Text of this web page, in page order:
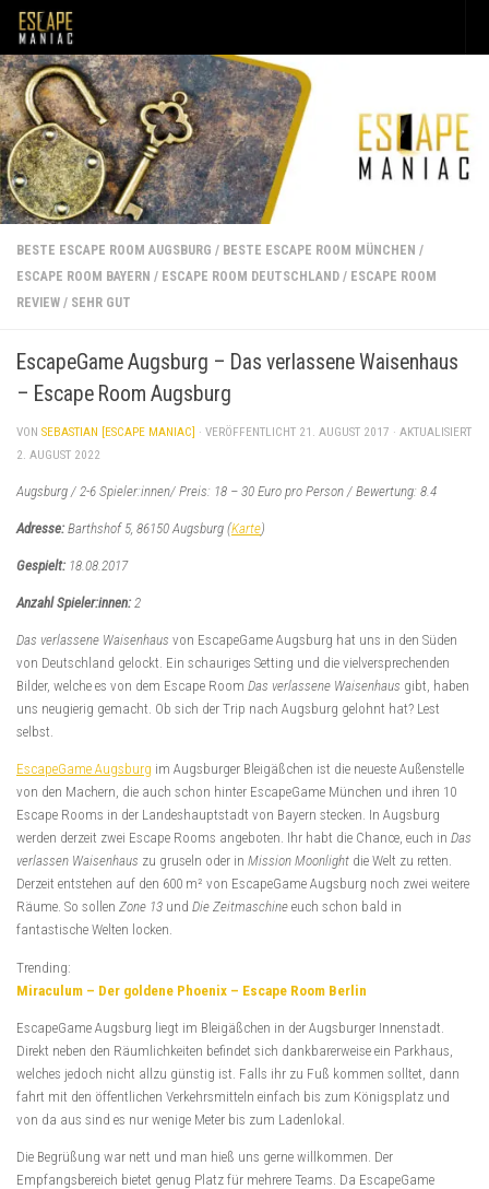
Unter dem Inhalt
BESTE ESCAPE ROOM AUGSBURG / BESTE ESCAPE ROOM MÜNCHEN /
ESCAPE ROOM BAYERN / ESCAPE ROOM DEUTSCHLAND / ESCAPE ROOM
REVIEW / SEHR GUT
EscapeGame Augsburg – Das verlassene Waisenhaus
– Escape Room Augsburg
VON SEBASTIAN [ESCAPE MANIAC] · VERÖFFENTLICHT 21. AUGUST 2017 · AKTUALISIERT
2. AUGUST 2022
Augsburg / 2-6 Spieler:innen/ Preis: 18 – 30 Euro pro Person / Bewertung: 8.4
Adresse: Barthshof 5, 86150 Augsburg (Karte)
Gespielt: 18.08.2017
Anzahl Spieler:innen: 2
Das verlassene Waisenhaus von EscapeGame Augsburg hat uns in den Süden
von Deutschland gelockt. Ein schauriges Setting und die vielversprechenden
Bilder, welche es von dem Escape Room Das verlassene Waisenhaus gibt, haben
uns neugierig gemacht. Ob sich der Trip nach Augsburg gelohnt hat? Lest
selbst.
EscapeGame Augsburg im Augsburger Bleigäßchen ist die neueste Außenstelle
von den Machern, die auch schon hinter EscapeGame München und ihren 10
Escape Rooms in der Landeshauptstadt von Bayern stecken. In Augsburg
werden derzeit zwei Escape Rooms angeboten. Ihr habt die Chance, euch in Das
verlassen Waisenhaus zu gruseln oder in Mission Moonlight die Welt zu retten.
Derzeit entstehen auf den 600 m² von EscapeGame Augsburg noch zwei weitere
Räume. So sollen Zone 13 und Die Zeitmaschine euch schon bald in
fantastische Welten locken.
Trending:
Miraculum – Der goldene Phoenix – Escape Room Berlin
EscapeGame Augsburg liegt im Bleigäßchen in der Augsburger Innenstadt.
Direkt neben den Räumlichkeiten befindet sich dankbarerweise ein Parkhaus,
welches jedoch nicht allzu günstig ist. Falls ihr zu Fuß kommen solltet, dann
fahrt mit den öffentlichen Verkehrsmitteln einfach bis zum Königsplatz und
von da aus sind es nur wenige Meter bis zum Ladenlokal.
Die Begrüßung war nett und man hieß uns gerne willkommen. Der
Empfangsbereich bietet genug Platz für mehrere Teams. Da EscapeGame